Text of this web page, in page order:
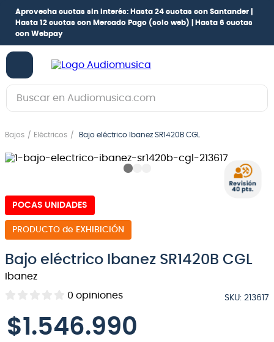
Aprovecha cuotas sin interés: Hasta 24 cuotas con Santander |
Hasta 12 cuotas con Mercado Pago (solo web) |
Hasta 6 cuotas
con Webpay
Buscar en Audiomusica.com
Bajos Eléctricos Bajo eléctrico Ibanez SR1420B CGL
POCAS UNIDADES
de EXHIBICIÓN
Bajo eléctrico Ibanez SR1420B CGL
Ibanez
0 opiniones SKU: 213617
$1 .546.990
guitarra electrica
.
bajo
4.
pioneerdj
5.
amplificador
guitarra
7.
teclado
micrófono
.
bateria
10. violin